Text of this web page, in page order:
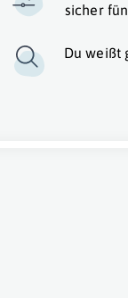
sicher
Du weißt